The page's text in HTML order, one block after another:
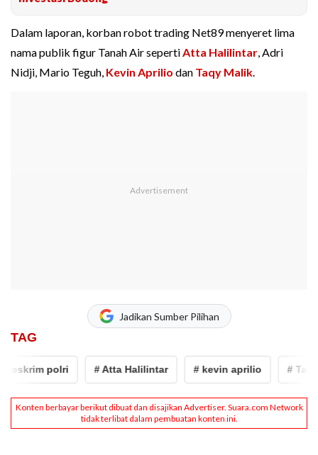
Dalam laporan, korban robot trading Net89 menyeret lima
nama publik figur Tanah Air sepertiAtta Halilintar, Adri
Nidji, Mario Teguh, Kevin Aprilio dan Taqy Malik.
Jadikan Sumber Pilihan
TAG
polri # Atta Halilintar # kevin aprilio # Taqy